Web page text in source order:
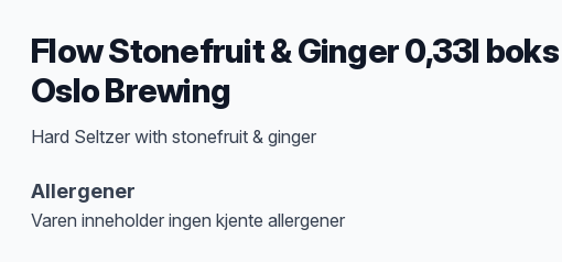
Flow Stonefruit & Ginger 0,33l boks
Oslo Brewing
Produktbeskrivelse
Hard Seltzer with stonefruit & ginger
Allergener
Varen inneholder ingen kjente allergener